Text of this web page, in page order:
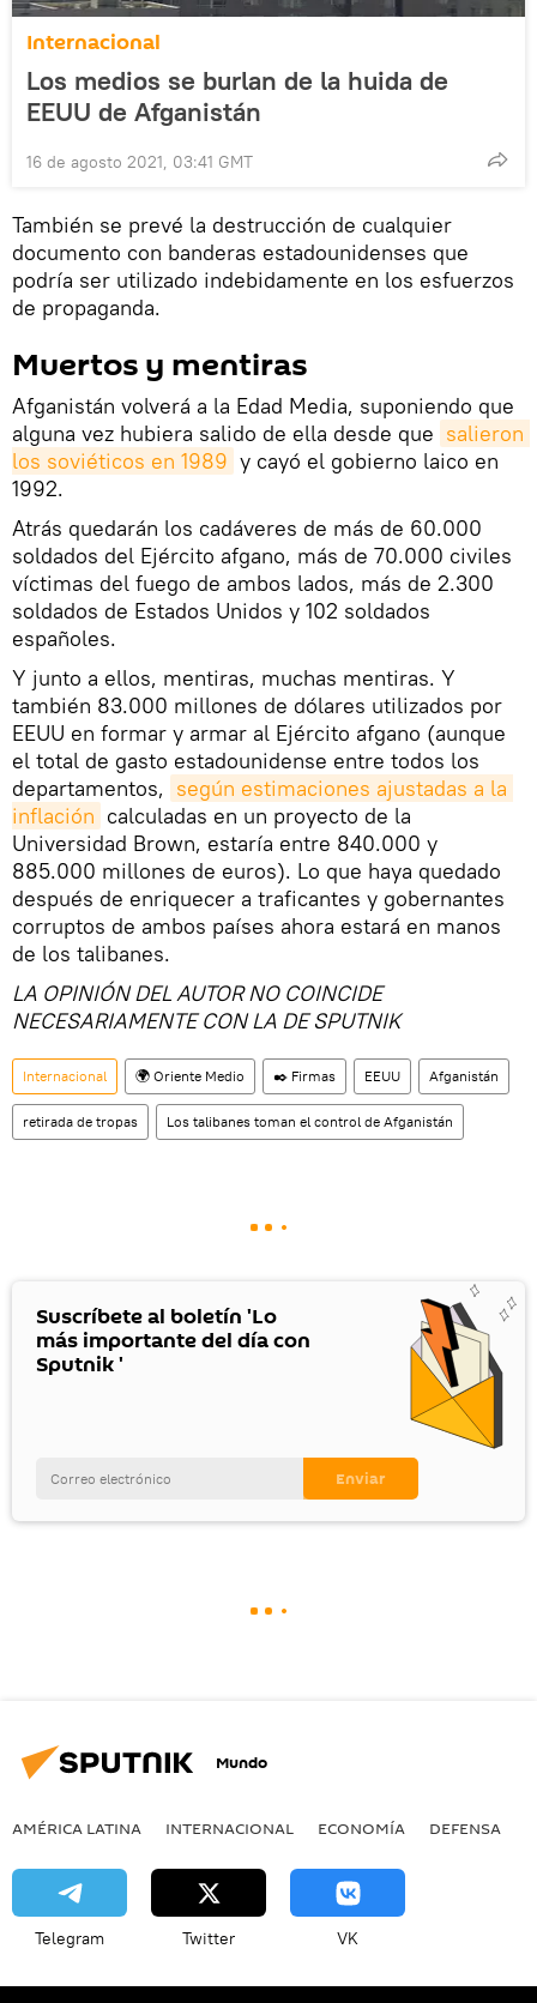
Internacional
Los medios se burlan de la huida de
EEUU de Afganistán
16 de agosto 2021, 03:41 GMT
También se prevé la destrucción de cualquier
documento con banderas estadounidenses que
podría ser utilizado indebidamente en los esfuerzos
de propaganda.
Muertos y mentiras
Afganistán volverá a la Edad Media, suponiendo que
alguna vez hubiera salido de ella desde que salieron
los soviéticos en 1989 y cayó el gobierno laico en
1992.
Atrás quedarán los cadáveres de más de 60.000
soldados del Ejército afgano, más de 70.000 civiles
víctimas del fuego de ambos lados, más de 2.300
soldados de Estados Unidos y 102 soldados
españoles.
Y junto a ellos, mentiras, muchas mentiras. Y
también 83.000 millones de dólares utilizados por
EEUU en formar y armar al Ejército afgano (aunque
el total de gasto estadounidense entre todos los
departamentos, según estimaciones ajustadas a la
inflación calculadas en un proyecto de la
Universidad Brown, estaría entre 840.000 y
885.000 millones de euros). Lo que haya quedado
después de enriquecer a traficantes y gobernantes
corruptos de ambos países ahora estará en manos
de los talibanes.
LA OPINIÓN DEL AUTOR NO COINCIDE
NECESARIAMENTE CON LA DE SPUTNIK
Internacional 🌍 Oriente Medio ✒️ Firmas EEUU Afganistán
retirada de tropas Los talibanes toman el control de Afganistán
Suscríbete al boletín 'Lo
más importante del día con
Sputnik '
Mundo
AMÉRICA LATINA INTERNACIONAL ECONOMÍA DEFENSA
Telegram Twitter VK